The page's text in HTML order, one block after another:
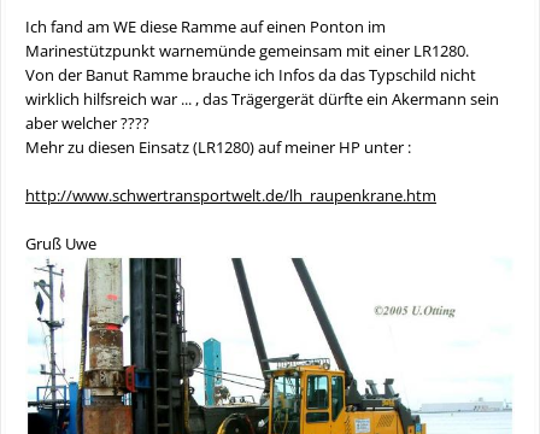
Ich fand am WE diese Ramme auf einen Ponton im
Marinestützpunkt warnemünde gemeinsam mit einer LR1280.
Von der Banut Ramme brauche ich Infos da das Typschild nicht
wirklich hilfsreich war ... , das Trägergerät dürfte ein Akermann sein
aber welcher ????
Mehr zu diesen Einsatz (LR1280) auf meiner HP unter :
http://www.schwertransportwelt.de/lh_raupenkrane.htm
Gruß Uwe